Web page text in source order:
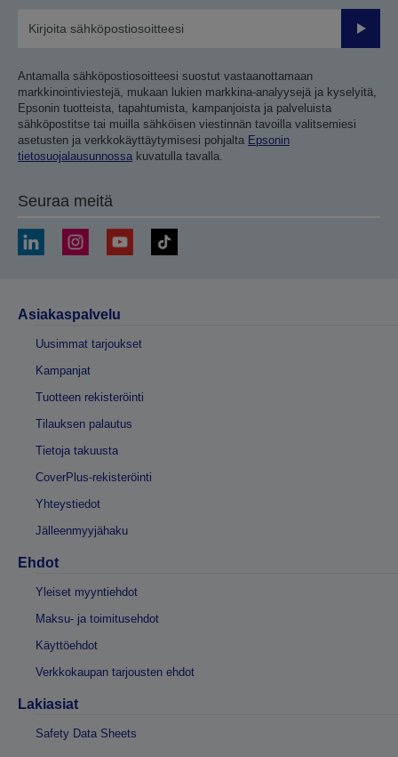
Lähetä
Antamalla sähköpostiosoitteesi suostut vastaanottamaan
markkinointiviestejä, mukaan lukien markkina-analyysejä ja kyselyitä,
Epsonin tuotteista, tapahtumista, kampanjoista ja palveluista
sähköpostitse tai muilla sähköisen viestinnän tavoilla valitsemiesi
asetusten ja verkkokäyttäytymisesi pohjalta Epsonin
tietosuojalausunnossa kuvatulla tavalla.
Seuraa meitä
Asiakaspalvelu
Uusimmat tarjoukset
Kampanjat
Tuotteen rekisteröinti
Tilauksen palautus
Tietoja takuusta
CoverPlus-rekisteröinti
Yhteystiedot
Jälleenmyyjähaku
Ehdot
Yleiset myyntiehdot
Maksu- ja toimitusehdot
Käyttöehdot
Verkkokaupan tarjousten ehdot
Lakiasiat
Safety Data Sheets